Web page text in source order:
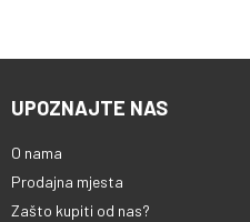
UPOZNAJTE NAS
O nama
Prodajna mjesta
Zašto kupiti od nas?